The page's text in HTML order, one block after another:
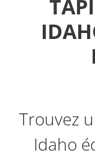
Trouvez
Idaho